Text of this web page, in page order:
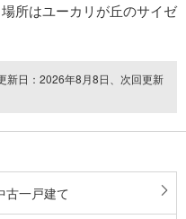
所はユーカリが丘のサイゼ
新日：2026年8月8日、次回更新
古一戸建て